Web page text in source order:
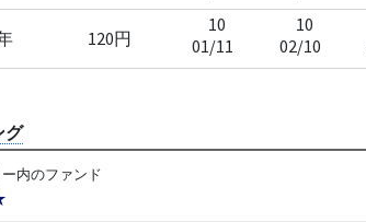
120円
10
01/11
10
02/10
グ
内のファンド